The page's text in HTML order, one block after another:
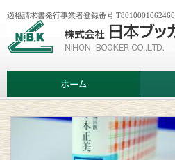
会
日
ッ
カ
適格請求書発行事業者登録番号 T8010001062460
ム
ビ
案
内